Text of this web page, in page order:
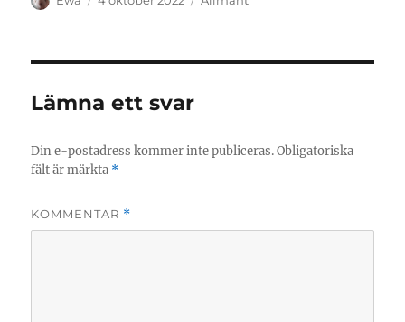
Lämna ett svar
Din e-postadress kommer inte publiceras. Obligatoriska
fält är märkta *
KOMMENTAR *